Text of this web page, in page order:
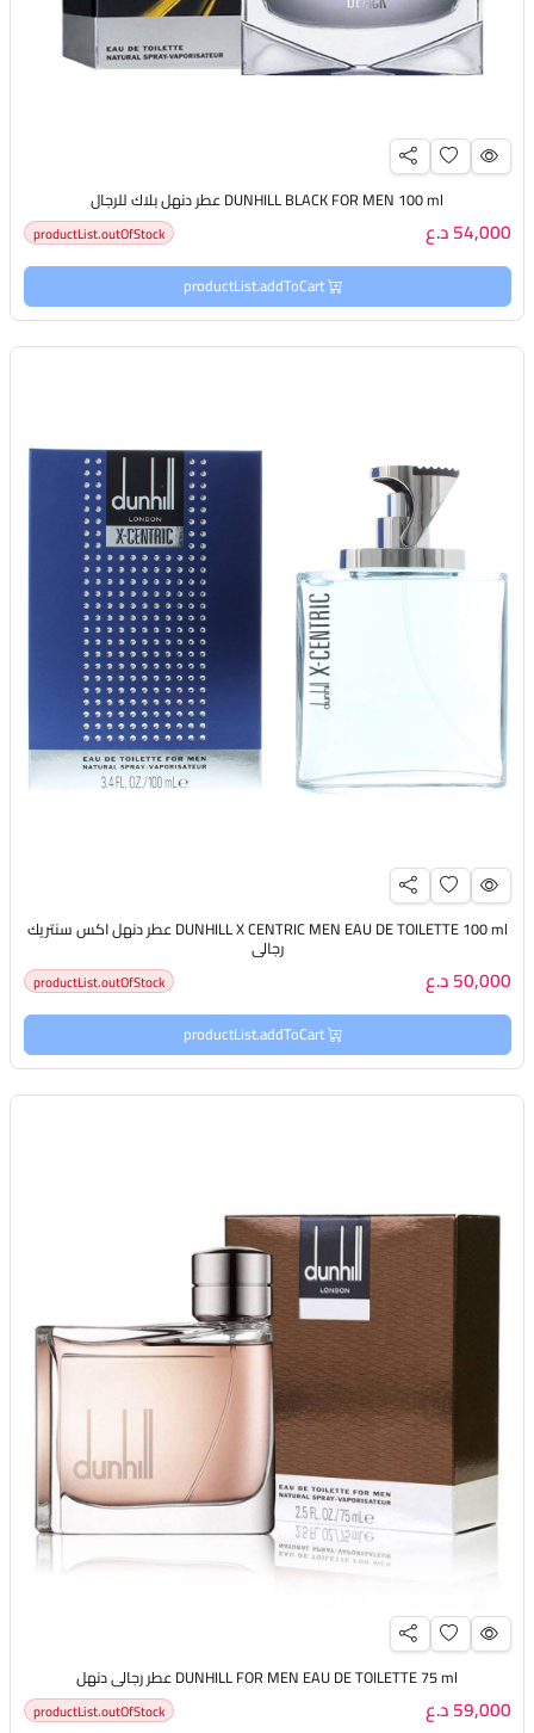
DUNHILL BLACK FOR MEN 100 ml عطر دنهل بلاك للرجال
54,000 د.ع productList.outOfStock
productList.addToCart
DUNHILL X CENTRIC MEN EAU DE TOILETTE 100 ml عطر دنهل اكس سنتريك
رجالي
50,000 د.ع productList.outOfStock
productList.addToCart
DUNHILL FOR MEN EAU DE TOILETTE 75 ml عطر رجالي دنهل
59,000 د.ع productList.outOfStock